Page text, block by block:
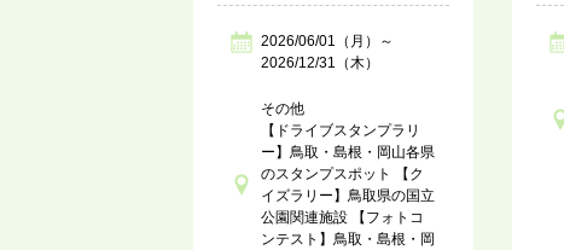
2026/06/01（月）～
2026/12/31（木）
その他
【ドライブスタンプラリ
ー】鳥取・島根・岡山各県
のスタンプスポット 【ク
イズラリー】鳥取県の国立
公園関連施設 【フォトコ
ンテスト】鳥取・島根・岡